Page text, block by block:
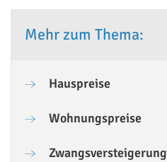
Mehr zum Thema:
Hauspreise
Wohnungspreise
Zwangsversteigerung